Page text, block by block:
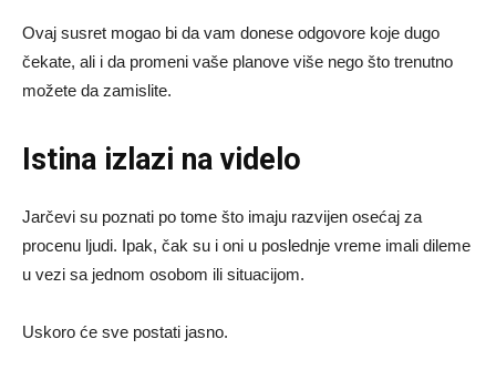
Ovaj susret mogao bi da vam donese odgovore koje dugo
čekate, ali i da promeni vaše planove više nego što trenutno
možete da zamislite.
Istina izlazi na videlo
Jarčevi su poznati po tome što imaju razvijen osećaj za
procenu ljudi. Ipak, čak su i oni u poslednje vreme imali dileme
u vezi sa jednom osobom ili situacijom.
Uskoro će sve postati jasno.